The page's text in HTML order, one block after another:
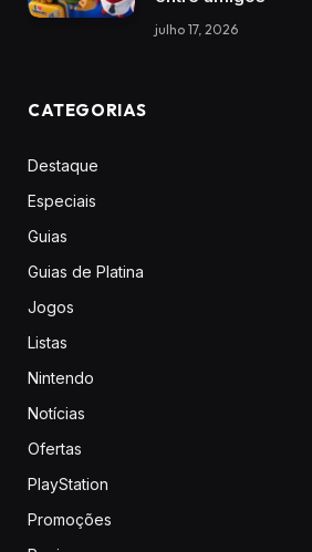
julho 17, 2026
CATEGORIAS
Destaque
Especiais
Guias
Guias de Platina
Jogos
Listas
Nintendo
Notícias
Ofertas
PlayStation
Promoções